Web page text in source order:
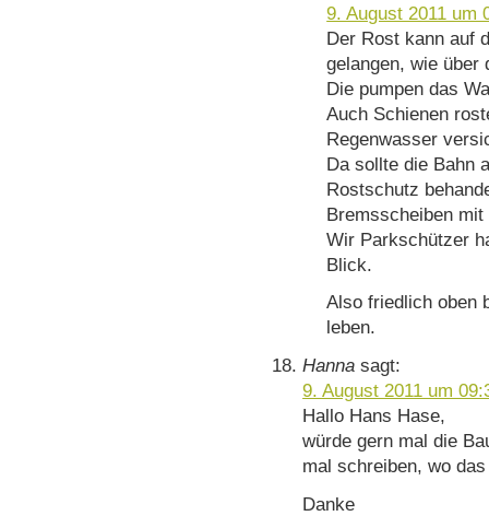
9. August 2011 um
Der Rost kann auf
gelangen, wie über
Die pumpen das
Auch Schienen
Regenwasser
Da sollte die Bahn
Rostschutz
Bremsscheiben
Wir Parkschützer
Blick.
Also friedlich oben
leben.
Hanna sagt:
9. August 2011 um
Hallo Hans Hase,
würde gern mal die
mal schreiben, wo
Danke